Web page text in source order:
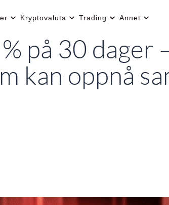
Kryptovaluta Trading Annet
på 30 dager
kan oppnå